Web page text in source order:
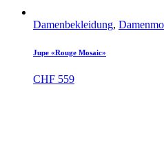
Damenbekleidung,
Jupe «Rouge Mosaic»
CHF 559